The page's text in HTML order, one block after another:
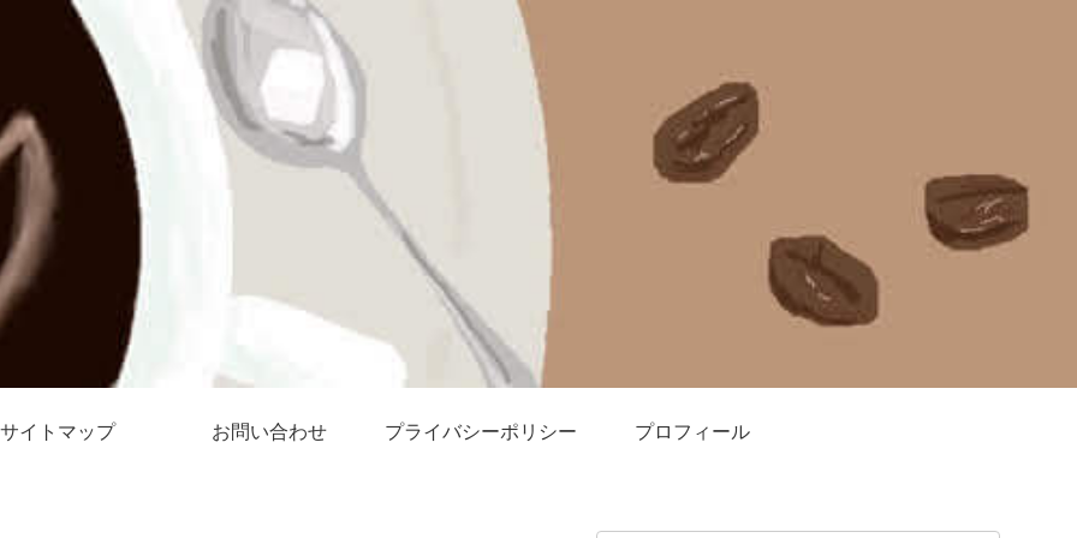
サイトマップ お問い合わせ プライバシーポリシー プロフィール